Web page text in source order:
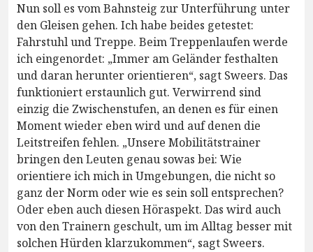
Nun soll es vom Bahnsteig zur Unterführung unter
den Gleisen gehen. Ich habe beides getestet:
Fahrstuhl und Treppe. Beim Treppenlaufen werde
ich eingenordet: „Immer am Geländer festhalten
und daran herunter orientieren“, sagt Sweers. Das
funktioniert erstaunlich gut. Verwirrend sind
einzig die Zwischenstufen, an denen es für einen
Moment wieder eben wird und auf denen die
Leitstreifen fehlen. „Unsere Mobilitätstrainer
bringen den Leuten genau sowas bei: Wie
orientiere ich mich in Umgebungen, die nicht so
ganz der Norm oder wie es sein soll entsprechen?
Oder eben auch diesen Höraspekt. Das wird auch
von den Trainern geschult, um im Alltag besser mit
solchen Hürden klarzukommen“, sagt Sweers.